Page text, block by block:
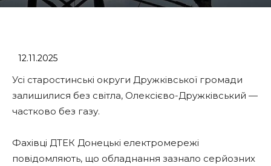
12.11.2025
Усі старостинські округи Дружківської громади
залишилися без світла, Олексієво-Дружківський —
частково без газу.
Фахівці ДТЕК Донецькі електромережі
повідомляють, що обладнання зазнало серйозних